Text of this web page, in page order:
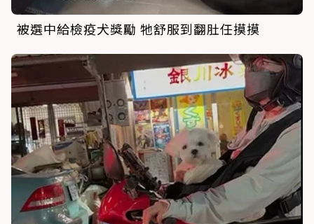
被選中給檢疫犬獎勵 牠舒服到翻肚任摸摸